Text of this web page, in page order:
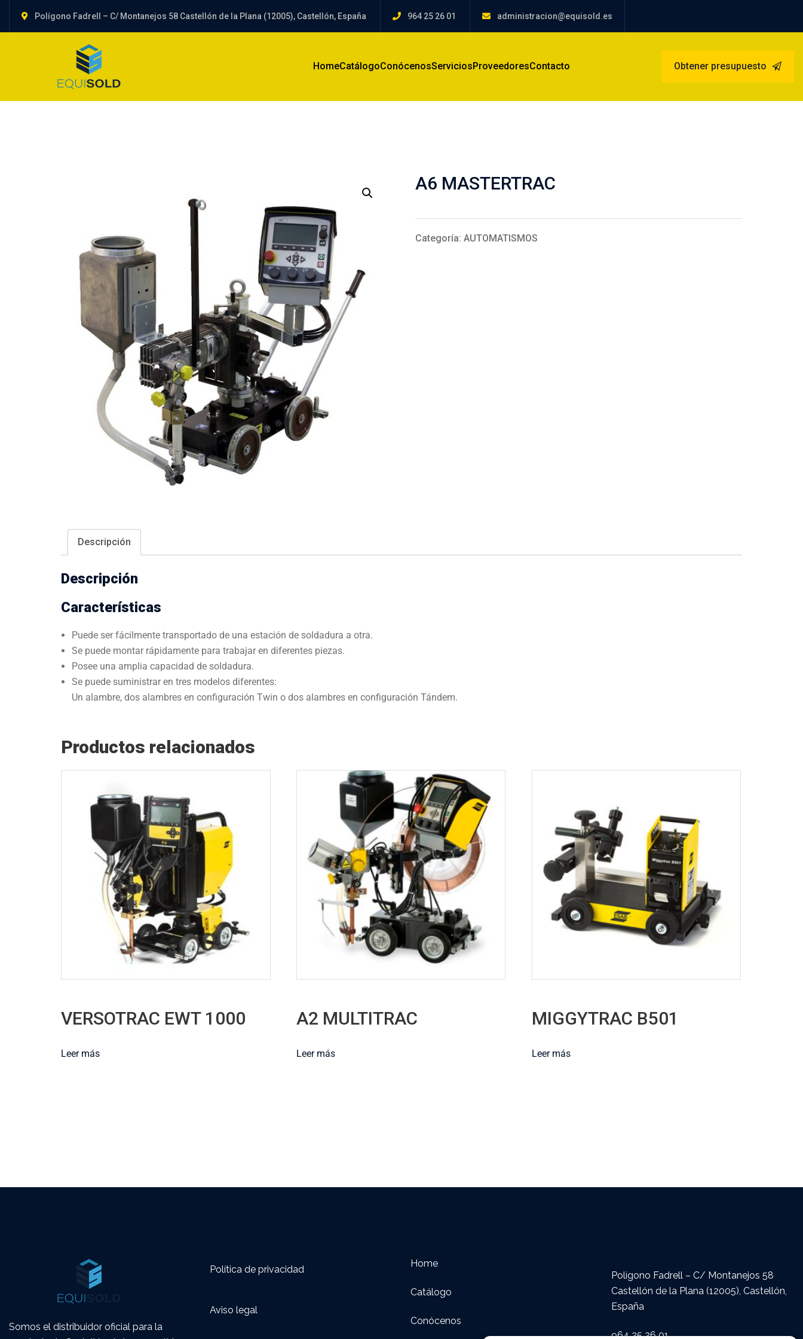
Polígono Fadrell – C/ Montanejos 58 Castellón de la Plana (12005), Castellón, España 964 25 26 01 administracion@equisold.es
HomeCatálogoConócenosServiciosProveedoresContacto Obtener presupuesto
A6 MASTERTRAC
Categoría: AUTOMATISMOS
Descripción
Descripción
Características
Puede ser fácilmente transportado de una estación de soldadura a otra.
Se puede montar rápidamente para trabajar en diferentes piezas.
Posee una amplia capacidad de soldadura.
Se puede suministrar en tres modelos diferentes:
Un alambre, dos alambres en configuración Twin o dos alambres en configuración Tándem.
Productos relacionados
VERSOTRAC EWT 1000
Leer más
A2 MULTITRAC
Leer más
MIGGYTRAC B501
Leer más
Somos el distribuidor oficial para la
Política de privacidad
Aviso legal
Home
Catálogo
Conócenos
Polígono Fadrell – C/ Montanejos 58
Castellón de la Plana (12005), Castellón,
España
964 25 26 01